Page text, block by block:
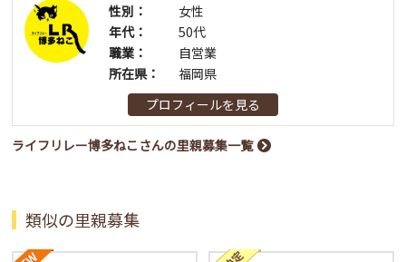
性別：
女性
年代：
50代
職業：
自営業
所在県：
福岡県
プロフィールを見る
ライフリレー博多ねこさんの里親募集一覧
類似の里親募集